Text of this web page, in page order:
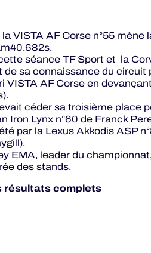
VISTA AF Corse n°55
séance TF Sport et la
sa connaissance du circuit
VISTA AF Corse en
céder sa troisième place
Iron Lynx n°60 de Franck
par la Lexus Akkodis ASP
EMA, leader du
des stands.
résultats complets